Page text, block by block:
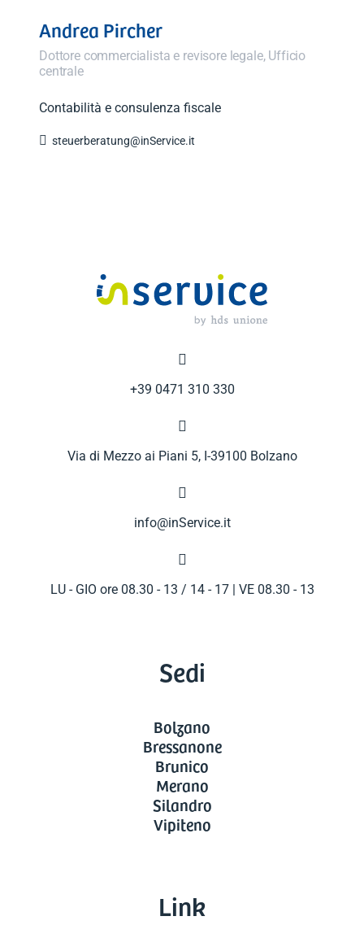
Andrea Pircher
Dottore commercialista e revisore legale, Ufficio
centrale
Contabilità e consulenza fiscale
 steuerberatung@inService.it

+39 0471 310 330

Via di Mezzo ai Piani 5, I-39100 Bolzano

info@inService.it

LU - GIO ore 08.30 - 13 / 14 - 17 | VE 08.30 - 13
Sedi
Bolzano
Bressanone
Brunico
Merano
Silandro
Vipiteno
Link